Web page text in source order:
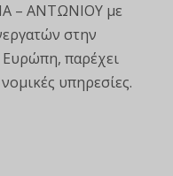
– ΑΝΤΩΝΙΟΥ με
στην
Ευρώπη, παρέχει
υπηρεσίες.